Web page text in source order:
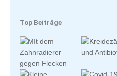
Top Beiträge